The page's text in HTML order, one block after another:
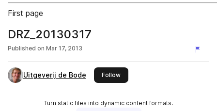
First page
DRZ_20130317
Published on Mar 17, 2013
Uitgeverij de Bode Followthis publisher
Turn static files into dynamic content formats.